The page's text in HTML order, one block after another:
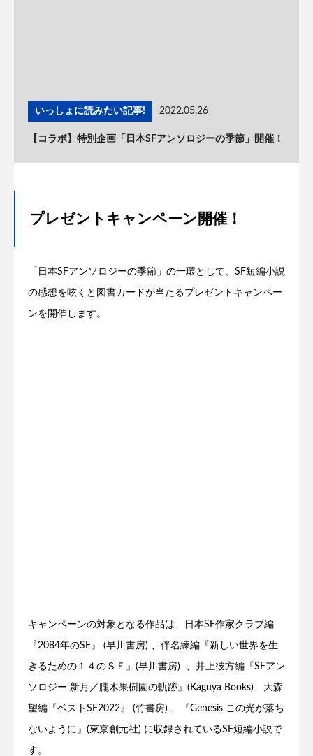
いっしょに読みたい記事! 2022.05.26
【コラボ】特別企画「日本SFアンソロジーの季節」開催！
プレゼントキャンペーン開催！
「日本SFアンソロジーの季節」の一環として、SF短編小説
の感想を呟くと図書カードが当たるプレゼントキャンペー
ンを開催します。
キャンペーンの対象となる作品は、日本SF作家クラブ編
『2084年のSF』 (早川書房) 、伴名練編『新しい世界を生
きるための１４のＳＦ』(早川書房) 、井上彼方編『SFアン
ソロジー 新月／朧木果樹園の軌跡』(Kaguya Books)、大森
望編『ベストSF2022』 (竹書房) 、『Genesis この光が落ち
ないように』(東京創元社) に収録されているSF短編小説で
す。